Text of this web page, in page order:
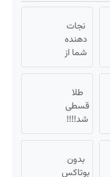
نجات
دهنده
شما از
پیری!
جوانساز
جلبک50%تخفیف
طلا
قسطی
شد!!!!
💰🔥
بدون
بوتاکس